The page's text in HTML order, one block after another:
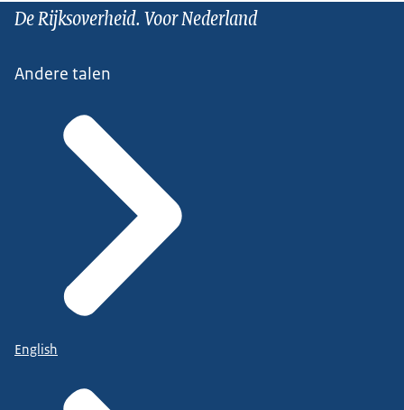
De Rijksoverheid. Voor Nederland
Andere talen
English